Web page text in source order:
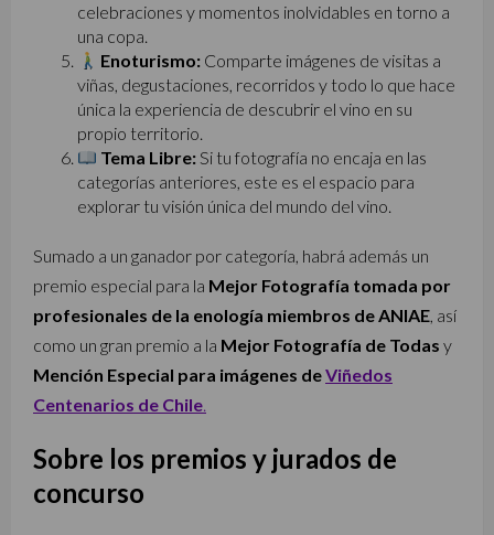
celebraciones y momentos inolvidables en torno a
una copa.
Enoturismo: Comparte imágenes de visitas a
viñas, degustaciones, recorridos y todo lo que hace
única la experiencia de descubrir el vino en su
propio territorio.
Tema Libre:Si tu fotografía no encaja en las
categorías anteriores, este es el espacio para
explorar tu visión única del mundo del vino.
Sumado a un ganador por categoría, habrá además un
premio especial para la Mejor Fotografía tomada por
profesionales de la enología miembros de ANIAE, así
como un gran premio a la Mejor Fotografía de Todas y
Mención Especial para imágenes deViñedos
Centenarios de Chile.
Sobre los premios y jurados de
concurso